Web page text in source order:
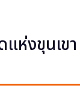
ห่งขุนเขา